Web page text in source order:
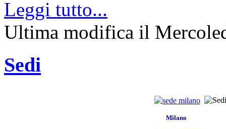
Leggi tutto...
Ultima modifica il
Sedi
Milano